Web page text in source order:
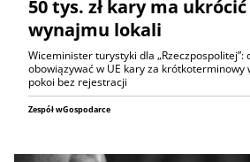
50 tys. zł kary ma
wynajmu lokali
Wiceminister turystyki dla „Rzeczpospolitej”:
obowiązywać w UE kary za
pokoi bez rejestracji
Zespół wGospodarce